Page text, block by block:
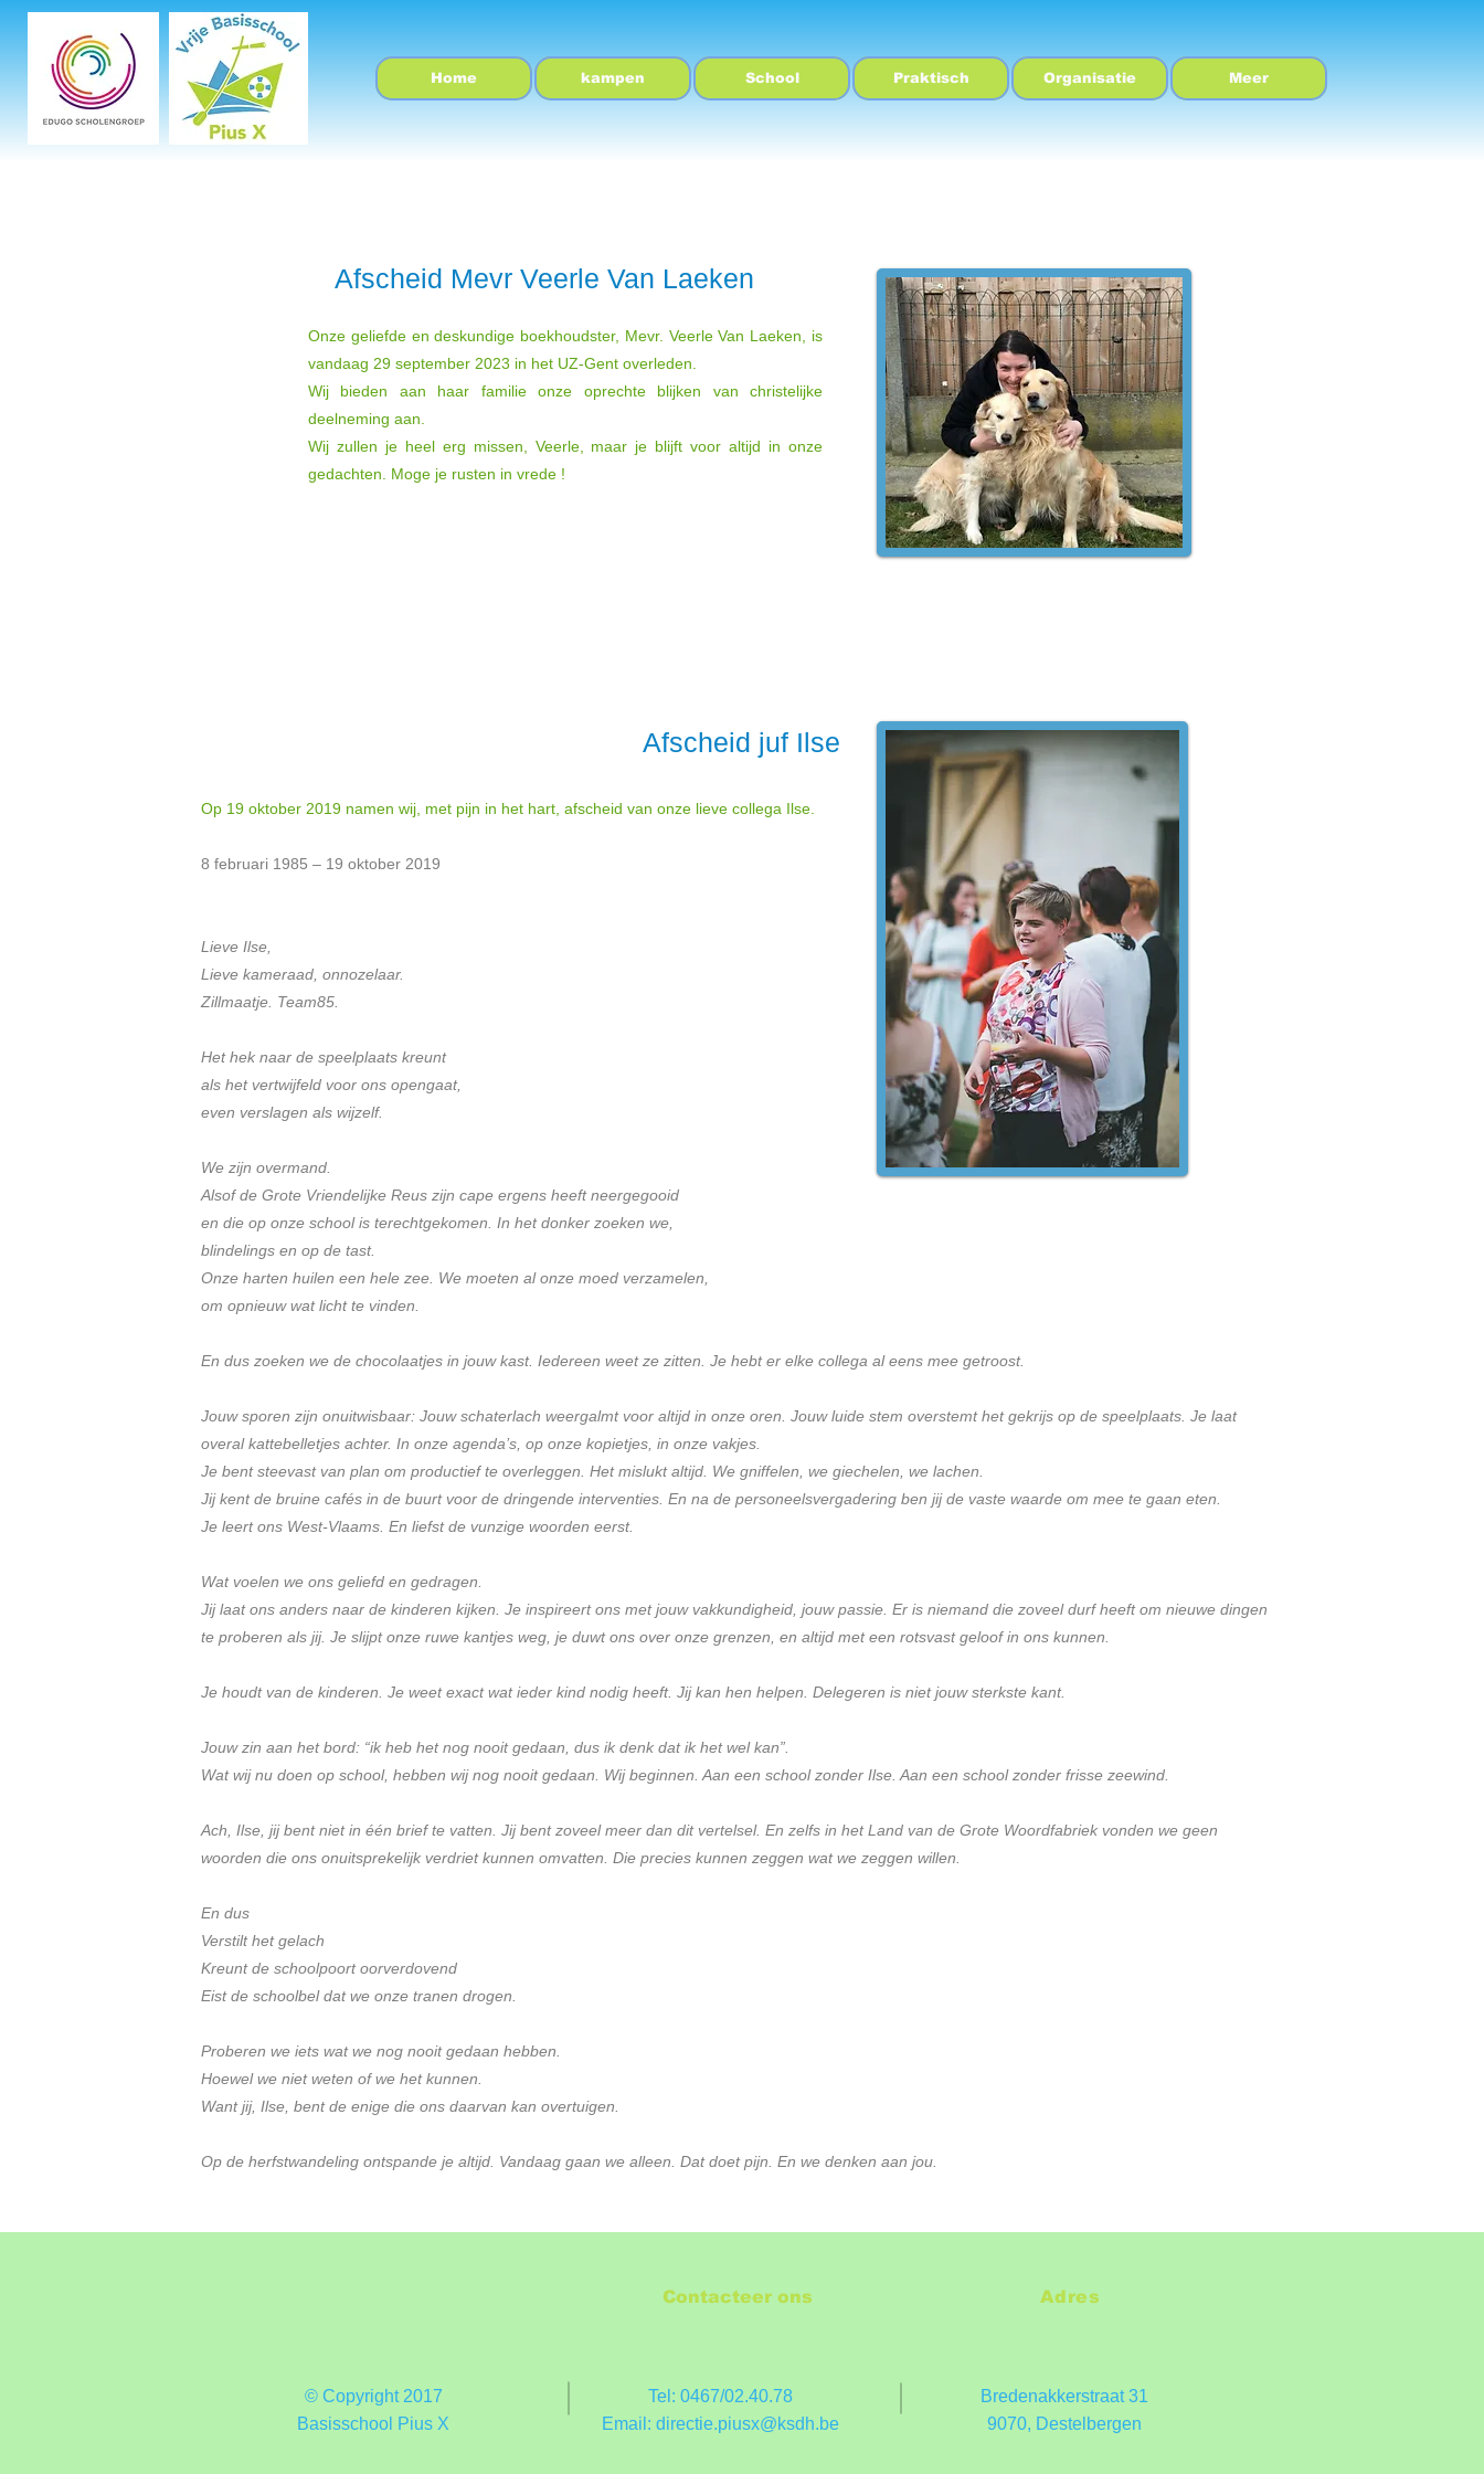
Home kampen School Praktisch Organisatie Meer
Afscheid Mevr Veerle Van Laeken
Onze geliefde en deskundige boekhoudster, Mevr. Veerle Van Laeken, is
vandaag 29 september 2023 in het UZ-Gent overleden.
Wij bieden aan haar familie onze oprechte blijken van christelijke
deelneming aan.
Wij zullen je heel erg missen, Veerle, maar je blijft voor altijd in onze
gedachten. Moge je rusten in vrede !
Afscheid juf Ilse
Op 19 oktober 2019 namen wij, met pijn in het hart, afscheid van onze lieve collega Ilse.
8 februari 1985 – 19 oktober 2019
Lieve Ilse,
Lieve kameraad, onnozelaar.
Zillmaatje. Team85.
Het hek naar de speelplaats kreunt
als het vertwijfeld voor ons opengaat,
even verslagen als wijzelf.
We zijn overmand.
Alsof de Grote Vriendelijke Reus zijn cape ergens heeft neergegooid
en die op onze school is terechtgekomen. In het donker zoeken we,
blindelings en op de tast.
Onze harten huilen een hele zee. We moeten al onze moed verzamelen,
om opnieuw wat licht te vinden.
En dus zoeken we de chocolaatjes in jouw kast. Iedereen weet ze zitten. Je hebt er elke collega al eens mee getroost.
Jouw sporen zijn onuitwisbaar: Jouw schaterlach weergalmt voor altijd in onze oren. Jouw luide stem overstemt het gekrijs op de speelplaats. Je laat
overal kattebelletjes achter. In onze agenda’s, op onze kopietjes, in onze vakjes.
Je bent steevast van plan om productief te overleggen. Het mislukt altijd. We gniffelen, we giechelen, we lachen.
Jij kent de bruine cafés in de buurt voor de dringende interventies. En na de personeelsvergadering ben jij de vaste waarde om mee te gaan eten.
Je leert ons West-Vlaams. En liefst de vunzige woorden eerst.
Wat voelen we ons geliefd en gedragen.
Jij laat ons anders naar de kinderen kijken. Je inspireert ons met jouw vakkundigheid, jouw passie. Er is niemand die zoveel durf heeft om nieuwe dingen
te proberen als jij. Je slijpt onze ruwe kantjes weg, je duwt ons over onze grenzen, en altijd met een rotsvast geloof in ons kunnen.
Je houdt van de kinderen. Je weet exact wat ieder kind nodig heeft. Jij kan hen helpen. Delegeren is niet jouw sterkste kant.
Jouw zin aan het bord: “ik heb het nog nooit gedaan, dus ik denk dat ik het wel kan”.
Wat wij nu doen op school, hebben wij nog nooit gedaan. Wij beginnen. Aan een school zonder Ilse. Aan een school zonder frisse zeewind.
Ach, Ilse, jij bent niet in één brief te vatten. Jij bent zoveel meer dan dit vertelsel. En zelfs in het Land van de Grote Woordfabriek vonden we geen
woorden die ons onuitsprekelijk verdriet kunnen omvatten. Die precies kunnen zeggen wat we zeggen willen.
En dus
Verstilt het gelach
Kreunt de schoolpoort oorverdovend
Eist de schoolbel dat we onze tranen drogen.
Proberen we iets wat we nog nooit gedaan hebben.
Hoewel we niet weten of we het kunnen.
Want jij, Ilse, bent de enige die ons daarvan kan overtuigen.
Op de herfstwandeling ontspande je altijd. Vandaag gaan we alleen. Dat doet pijn. En we denken aan jou.
Contacteer ons Adres
© Copyright 2017
Basisschool Pius X
Tel: 0467/02.40.78
Email: directie.piusx@ksdh.be
Bredenakkerstraat 31
9070, Destelbergen